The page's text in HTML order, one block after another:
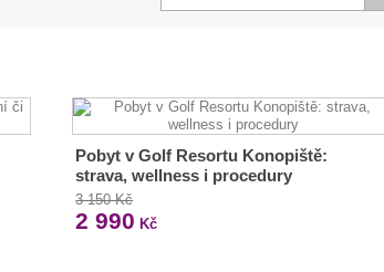
Pobyt v Golf Resortu Konopiště:
strava, wellness i procedury
3 150 Kč
2 990 Kč